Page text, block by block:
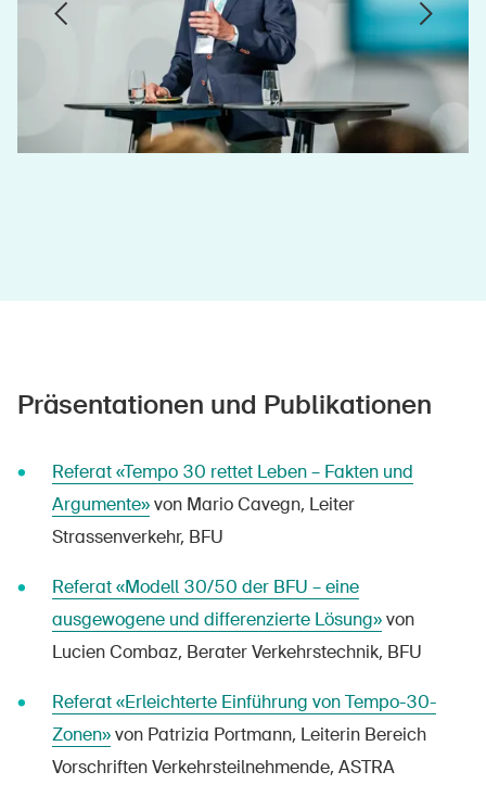
Startseite
Präsentationen und Publikationen
Referat «Tempo 30 rettet Leben – Fakten und
Argumente»von Mario Cavegn, Leiter
Strassenverkehr, BFU
Referat «Modell 30/50 der BFU – eine
ausgewogene und differenzierte Lösung»von
Lucien Combaz, Berater Verkehrstechnik, BFU
Referat «Erleichterte Einführung von Tempo-30-
Zonen»von Patrizia Portmann, Leiterin Bereich
Vorschriften Verkehrsteilnehmende, ASTRA